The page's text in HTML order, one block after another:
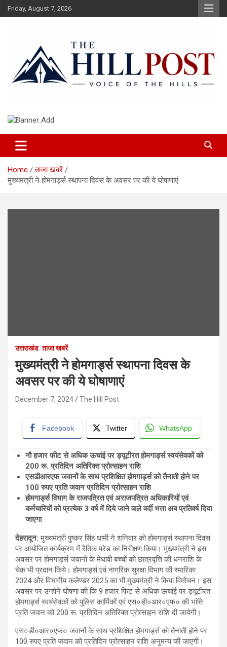
Skip
to
Friday, August 7, 2026
The Hillpost
Home
ताजा खबरें
मुख्यमंत्री ने होमगार्ड्स स्थापना दिवस के अवसर पर की ये घोषाणाएं
उत्तराखंड ताजा खबरें
मुख्यमंत्री ने होमगार्ड्स स्थापना दिवस के
अवसर पर की ये घोषाणाएं
December 7, 2024 The Hill Post
Facebook Twitter WhatsApp
नौ हजार फीट से अधिक ऊचांई पर ड्यूटीरत होमगार्ड्स स्वयंसेवकों को
200रू. प्रतिदिन अतिरिक्त प्रोत्साहन राशि
एसडीआरएफ जवानों के साथ प्रशिक्षित होमगार्ड्स को तैनाती होने पर
100रुपए प्रति जवान प्रतिदिन प्रोत्साहन राशि
होमगार्ड्स विभाग के राजपत्रित एवं अराजपत्रित अधिकारियों एवं
कर्मचारियों को प्रत्येक 3वर्ष में दिये जाने वाले वर्दी भत्ता अब प्रतिवर्ष दिया
जाएगा
देहरादून: मुख्यमंत्री पुष्कर सिंह धामी ने शनिवार को होमगार्ड्स स्थापना दिवस
पर आयोजित कार्यक्रम में रैतिक परेड का निरीक्षण किया। मुख्यमंत्री ने इस
अवसर पर होमगार्ड्स जवानों के मेधावी बच्चों को छात्रवृत्ति की धनराशि के
चेक भी प्रदान किये। होमगार्ड्स एवं नागरिक सुरक्षा विभाग की स्मारिका
2024 और विभागीय कलेण्डर 2025 का भी मुख्यमंत्री ने किया विमोचन। इस
अवसर पर उन्होंने घोषणा की कि 9 हजार फिट से अधिक ऊचांई पर ड्यूटीरत
होमगार्ड्स स्वयंसेवकों को पुलिस कार्मिकों एवं एस०डी०आर०एफ० की भांति
प्रति जवान को 200 रू. प्रतिदिन अतिरिक्त प्रोत्साहन राशि दी जायेगी।
एस०डी०आर०एफ० जवानों के साथ प्रशिक्षित होमगार्ड्स को तैनाती होने पर
100 रुपए प्रति जवान को प्रतिदिन प्रोत्साहन राशि अनुमन्य की जाएगी।